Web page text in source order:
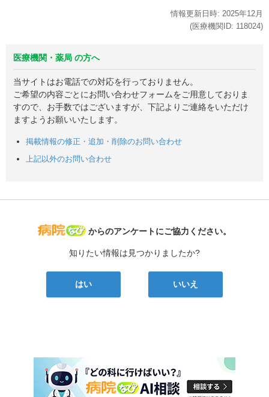
情報更新日時: 2025年12月
(医療機関ID: 118024)
医療機関・薬局 の方へ
当サイトはお電話での対応を行っておりません。
ご希望の内容ごとにお問い合わせフォームをご用意しておりま
すので、お手数ではございますが、下記よりご連絡をいただけ
ますようお願いいたします。
掲載情報の修正・追加・削除のお問い合わせ
上記以外のお問い合わせ
病院なび
からのアンケートにご協力ください。
知りたい情報は見つかりましたか?
はい いいえ